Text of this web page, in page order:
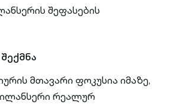
შეფასების
მთავარი ფოკუსია იმაზე,
რეალურ